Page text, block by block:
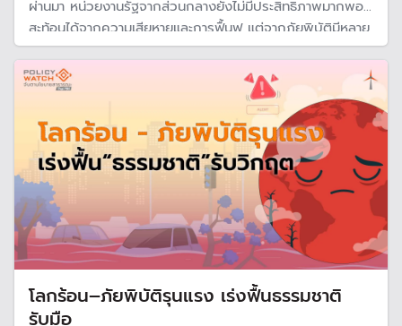
ผ่านมา หน่วยงานรัฐจากส่วนกลางยังไม่มีประสิทธิภาพมากพอ
สะท้อนได้จากความเสียหายและการฟื้นฟู แต่จากภัยพิบัติมีหลาย
รูปแบบ ดังนั้น อาจจำเป็นต้องปรับแนวทางการรับมือใหม่ โดย
ต้องอาศัย "ชุมชนและท้องถิ่น"เข้ามามีบทบาทหลักในการบริหาร
จัดการ
โลกร้อน–ภัยพิบัติรุนแรง เร่งฟื้นธรรมชาติ
รับมือ